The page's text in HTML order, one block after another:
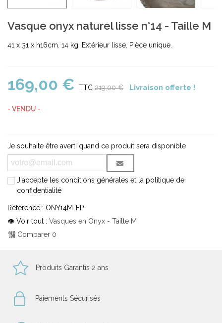
Vasque onyx naturel lisse n°14 - Taille M
41 x 31 x h16cm. 14 kg. Extérieur lisse. Pièce unique.
169,00 € TTC 219,00 € Livraison offerte !
- VENDU -
Je souhaite être averti quand ce produit sera disponible
J'accepte les conditions générales et la politique de
confidentialité
Référence : ONY14M-FP
👁 Voir tout : Vasques en Onyx - Taille M
Comparer 0
Produits Garantis 2 ans
Paiements Sécurisés